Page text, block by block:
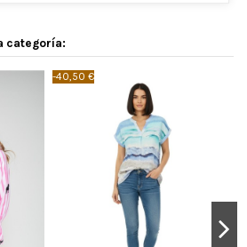
categoría:
-40,50 €